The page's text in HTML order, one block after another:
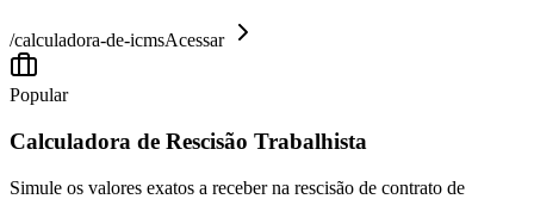
/calculadora-de-icmsAcessar
Popular
Calculadora de Rescisão Trabalhista
Simule os valores exatos a receber na rescisão de contrato de